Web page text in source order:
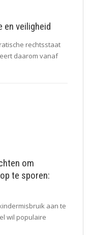
en veiligheid
rechtsstaat
daarom vanaf
om
te sporen:
aan te
wil populaire